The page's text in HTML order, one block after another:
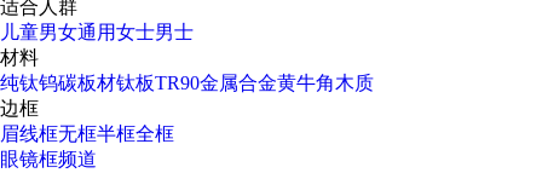
适合人群
儿童男女通用女士男士
材料
纯钛钨碳板材钛板TR90金属合金黄牛角木质
边框
眉线框无框半框全框
眼镜框频道